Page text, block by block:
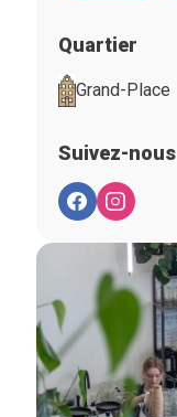
Quartier
Grand-Place
Suivez-nous